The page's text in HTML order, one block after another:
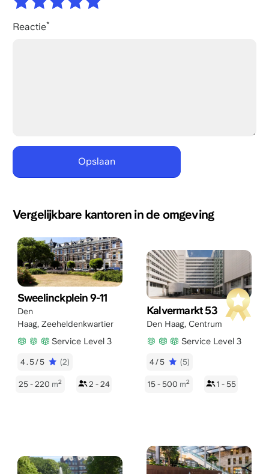
Reactie
Vergelijkbare kantoren in de omgeving
Sweelinckplein 9-11
Den
Haag, Zeeheldenkwartier
Service Level 3
4.5/5 (2)
25 - 220 m2 2 - 24
Kalvermarkt 53
Den Haag, Centrum
Service Level 3
4/5 (5)
15 - 500 m2 1 - 55